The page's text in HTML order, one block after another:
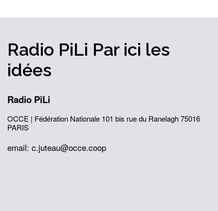
Radio PiLi Par ici les
idées
Radio PiLi
OCCE | Fédération Nationale 101 bis rue du Ranelagh75016
PARIS
email: c.juteau@occe.coop